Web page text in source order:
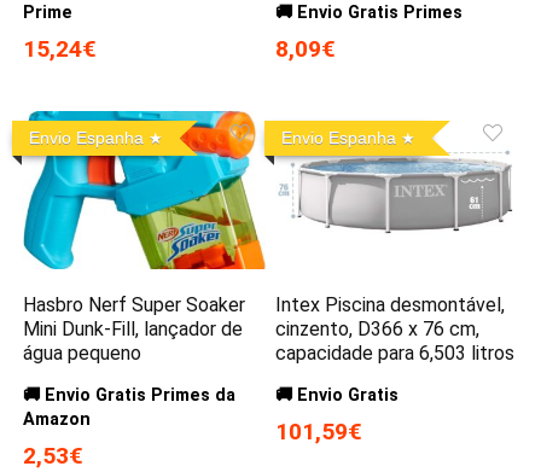
Prime
15,24€
🚚 Envio Gratis Primes
8,09€
Envio Espanha
Hasbro Nerf Super Soaker
Mini Dunk-Fill, lançador de
água pequeno
🚚 Envio Gratis Primes da
Amazon
2,53€
Envio Espanha
Intex Piscina desmontável,
cinzento, D366 x 76 cm,
capacidade para 6,503 litros
🚚 Envio Gratis
101,59€